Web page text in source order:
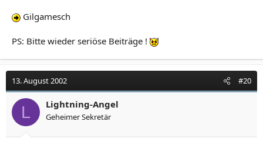
Gilgamesch
PS: Bitte wieder seriöse Beiträge !
13. August 2002 #20
L Lightning-Angel
Geheimer Sekretär